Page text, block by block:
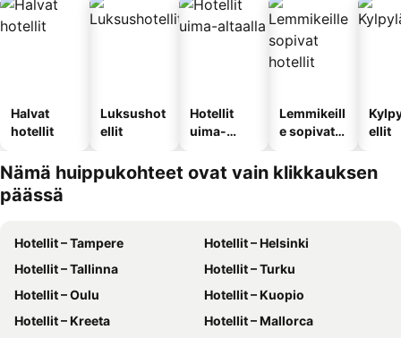
Halvat
hotellit
Luksushot
ellit
Hotellit
uima-
Lemmikeill
e sopivat
ellit
Nämä huippukohteet ovat vain klikkauksen
päässä
Hotellit – Tampere
Hotellit – Helsinki
Hotellit – Tallinna
Hotellit – Turku
Hotellit – Oulu
Hotellit – Kuopio
Hotellit – Kreeta
Hotellit – Mallorca